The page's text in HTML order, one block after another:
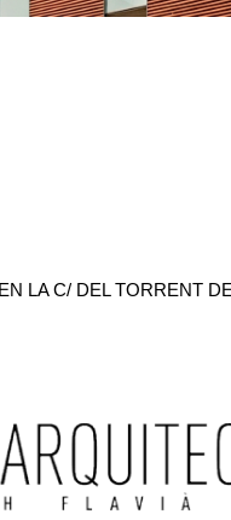
LA C/ DEL TORRENT